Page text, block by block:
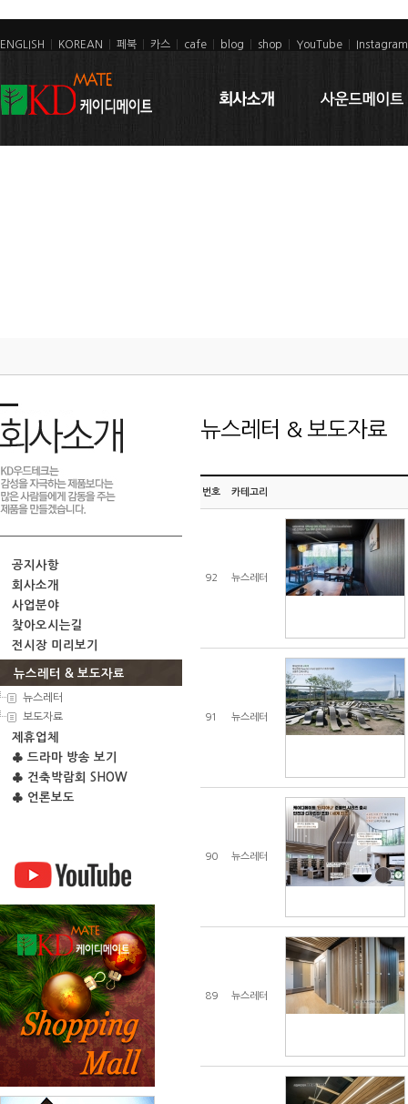
ENGLISH KOREAN 페북 카스 cafe blog shop YouTube Instagram
공지사항
회사소개
사업분야
찾아오시는길
전시장 미리보기
뉴스레터 & 보도자료
뉴스레터
보도자료
제휴업체
♣ 드라마 방송 보기
♣ 건축박람회 SHOW
♣ 언론보도
뉴스레터 & 보도자료
번호 카테고리
92 뉴스레터
91 뉴스레터
90 뉴스레터
89 뉴스레터